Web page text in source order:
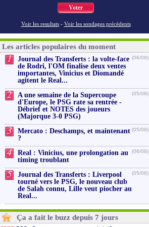
Voter
Voir les resultats - Voir les sondages précédents
Les articles populaires du moment
1
Journal des Transferts : la volte-face
de Rodri, l'OM finalise deux ventes
importantes, Vinicius et Diomandé
agitent le Real...
(06/08)
2
A une semaine de la Supercoupe
d'Europe, le PSG rate sa rentrée -
Débrief et NOTES des joueurs
(Majorque 3-0 PSG)
(05/08)
3
Mercato : Deschamps, et maintenant
?
(05/08)
4
Real : Vinicius, une prolongation au
timing troublant
(06/08)
5
Journal des Transferts : Liverpool
tourné vers le PSG, le nouveau club
de Salah connu, Lille veut piocher au
Real...
(05/08)
Ça a fait le buzz depuis 7 jours